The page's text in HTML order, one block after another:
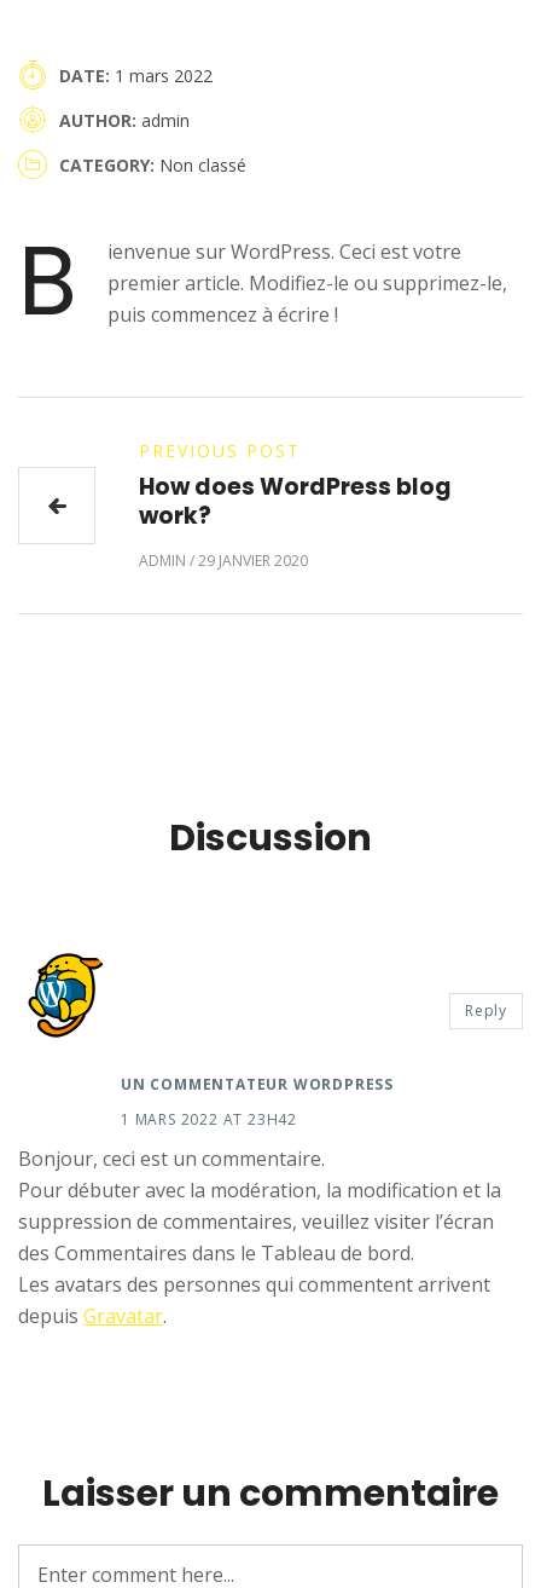
DATE 1 mars 2022
AUTHOR admin
CATEGORY Non classé
B
ienvenue sur WordPress. Ceci est votre
premier article. Modifiez-le ou supprimez-le,
puis commencez à écrire !
PREVIOUS POST
How does WordPress blog
work?
ADMIN /29 JANVIER 2020
Discussion
UN COMMENTATEUR WORDPRESS
1 MARS 2022 AT 23H42
Reply
Bonjour, ceci est un commentaire.
Pour débuter avec la modération, la modification et la
suppression de commentaires, veuillez visiter l’écran
des Commentaires dans le Tableau de bord.
Les avatars des personnes qui commentent arrivent
depuis Gravatar.
Laisser un commentaire